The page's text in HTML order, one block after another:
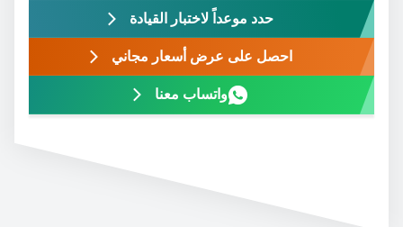
حدد موعداً لاختبار القيادة
احصل على عرض أسعار مجاني
واتساب معنا